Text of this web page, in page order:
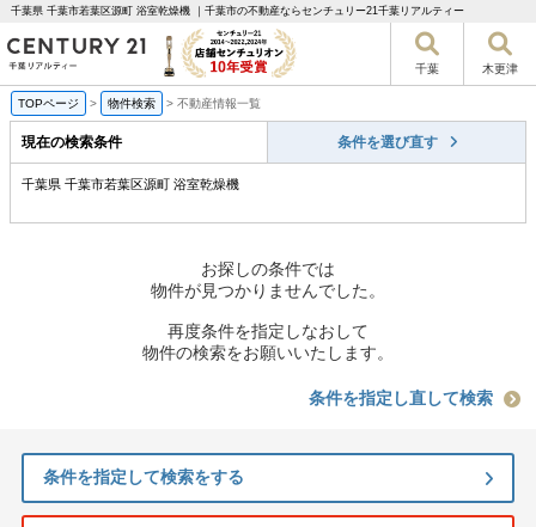
千葉県 千葉市若葉区源町 浴室乾燥機 ｜千葉市の不動産ならセンチュリー21千葉リアルティー
千葉 木更津
TOPページ > 物件検索 > 不動産情報一覧
現在の検索条件 条件を選び直す
千葉県 千葉市若葉区源町 浴室乾燥機
お探しの条件では
物件が見つかりませんでした。
再度条件を指定しなおして
物件の検索をお願いいたします。
条件を指定し直して検索
条件を指定して検索をする